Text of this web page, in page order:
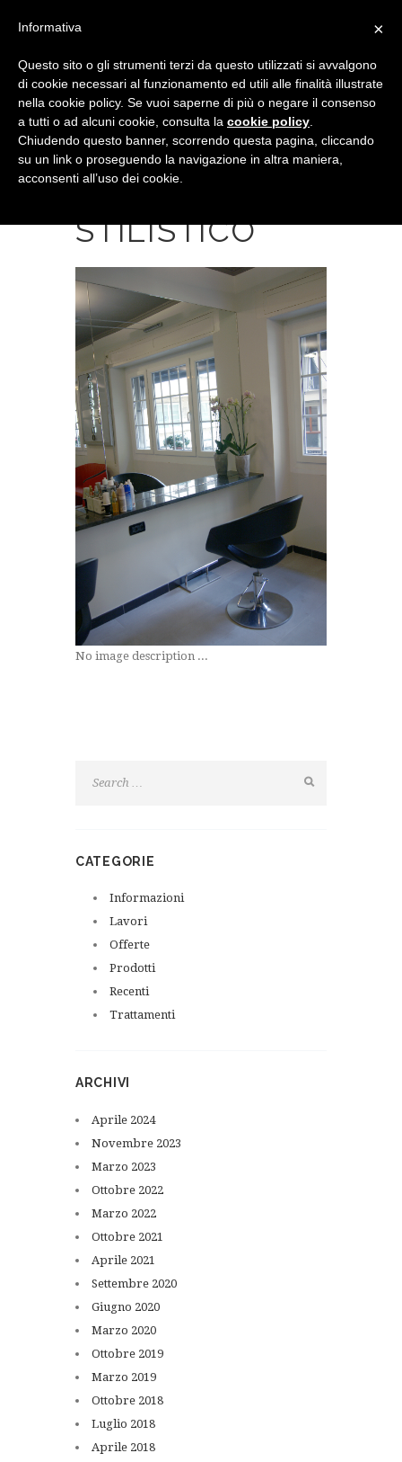
SALONE
STILISTICO
No image description ...
CATEGORIE
Informazioni
Lavori
Offerte
Prodotti
Recenti
Trattamenti
ARCHIVI
Aprile 2024
Novembre 2023
Marzo 2023
Ottobre 2022
Marzo 2022
Ottobre 2021
Aprile 2021
Settembre 2020
Giugno 2020
Marzo 2020
Ottobre 2019
Marzo 2019
Ottobre 2018
Luglio 2018
Aprile 2018
×
Informativa
Questo sito o gli strumenti terzi da questo utilizzati si avvalgono
di cookie necessari al funzionamento ed utili alle finalità illustrate
nella cookie policy. Se vuoi saperne di più o negare il consenso
a tutti o ad alcuni cookie, consulta la cookie policy
Chiudendo questo banner, scorrendo questa pagina, cliccando
su un link o proseguendo la navigazione in altra maniera,
acconsenti all’uso dei cookie.